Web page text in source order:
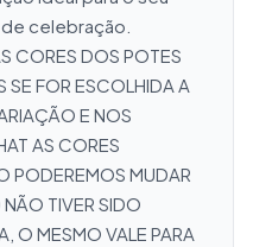
celebração.
CORES DOS POTES
SE FOR ESCOLHIDA A
E NOS
AS CORES
PODEREMOS MUDAR
TIVER SIDO
O MESMO VALE PARA